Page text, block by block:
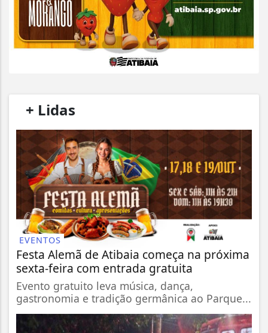
+ Lidas
EVENTOS
Festa Alemã de Atibaia começa na próxima
sexta-feira com entrada gratuita
Evento gratuito leva música, dança,
gastronomia e tradição germânica ao Parque...